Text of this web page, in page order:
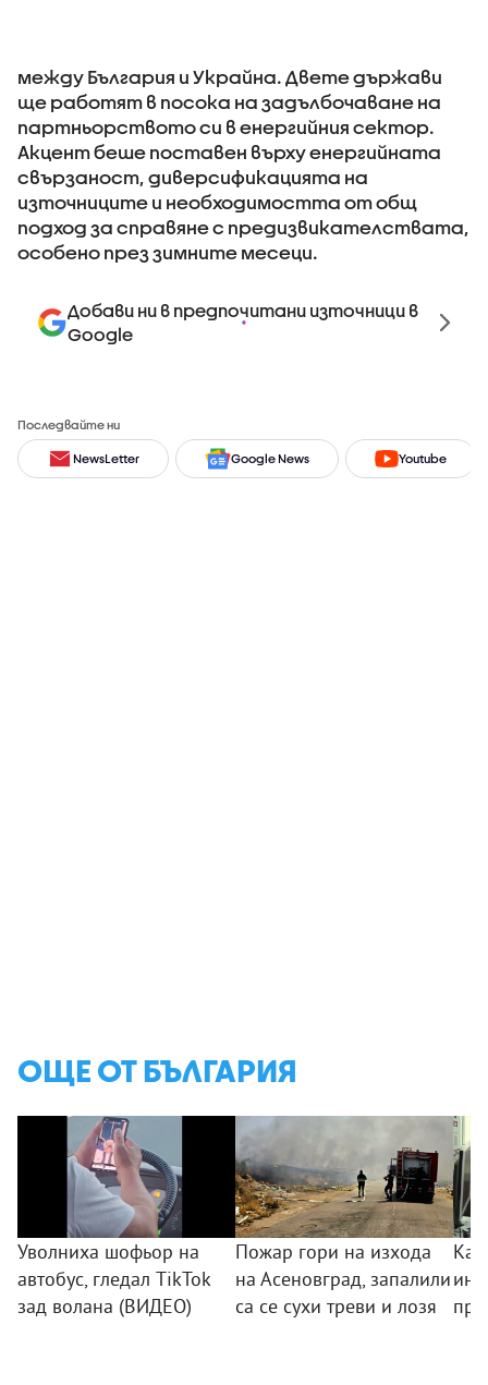
между България и Украйна. Двете държави
ще работят в посока на задълбочаване на
партньорството си в енергийния сектор.
Акцент беше поставен върху енергийната
свързаност, диверсификацията на
източниците и необходимостта от общ
подход за справяне с предизвикателствата,
особено през зимните месеци.
Добави ни в предпочитани източници в
Google
Последвайте ни
NewsLetter Google News Youtube
ОЩЕ ОТ БЪЛГАРИЯ
Уволниха шофьор на
автобус, гледал TikTok
зад волана (ВИДЕО)
Пожар гори на изхода
на Асеновград, запалили
са се сухи треви и лозя